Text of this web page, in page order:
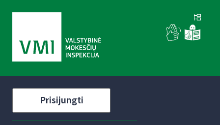
Prisijungti